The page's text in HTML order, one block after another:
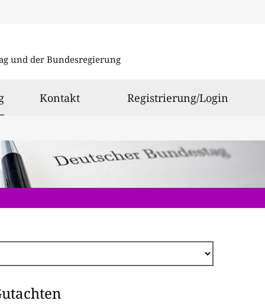
und der Bundesregierung
ausgewählt
Kontakt Registrierung/Login